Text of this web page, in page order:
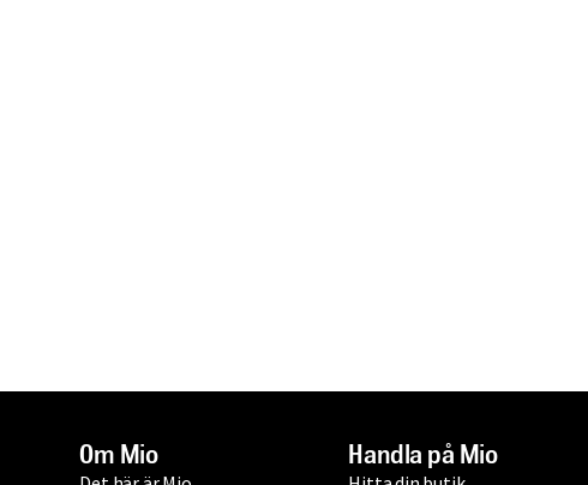
Om Mio Handla på Mio